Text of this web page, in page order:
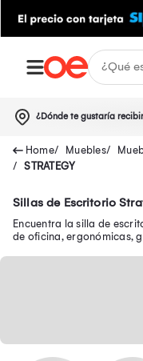
¿Dónde te gustaría
Muebles
STRATEGY
Sillas de Escritorio
Encuentra la silla de
de oficina, ergonómicas,